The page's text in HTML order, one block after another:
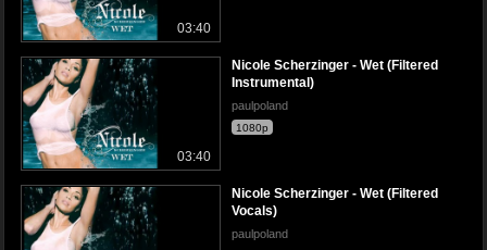
03:40
03:40
Nicole Scherzinger - Wet (Filtered
Instrumental)
paulpoland
1080p
Nicole Scherzinger - Wet (Filtered
Vocals)
paulpoland